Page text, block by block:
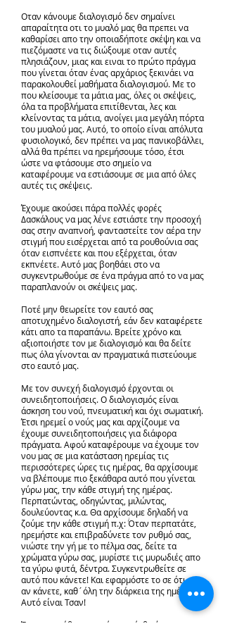
Οταν κάνουμε διαλογισμό δεν σημαίνει
απαραίτητα οτι το μυαλό μας θα πρεπει να
καθαρίσει απο την οποιαδήποτε σκέψη και να
πιεζόμαστε να τις διώξουμε οταν αυτές
πλησιάζουν, μιας και ειναι το πρώτο πράγμα
που γίνεται όταν ένας αρχάριος ξεκινάει να
παρακολουθεί μαθήματα διαλογισμού. Με το
που κλείσουμε τα μάτια μας, όλες οι σκέψεις,
όλα τα προβλήματα επιτίθενται, λες και
κλείνοντας τα μάτια, ανοίγει μια μεγάλη πόρτα
του μυαλού μας. Αυτό, το οποίο είναι απόλυτα
φυσιολογικό, δεν πρέπει να μας πανικοβάλλει,
αλλά θα πρέπει να ηρεμήσουμε τόσο, έτσι
ώστε να φτάσουμε στο σημείο να
καταφέρουμε να εστιάσουμε σε μια από όλες
αυτές τις σκέψεις.
Έχουμε ακούσει πάρα πολλές φορές
Δασκάλους να μας λένε εστιάστε την προσοχή
σας στην αναπνοή, φανταστείτε τον αέρα την
στιγμή που εισέρχεται από τα ρουθούνια σας
όταν εισπνέετε και που εξέρχεται, όταν
εκπνέετε. Αυτό μας βοηθάει στο να
συγκεντρωθούμε σε ένα πράγμα από το να μας
παραπλανούν οι σκέψεις μας.
Ποτέ μην θεωρείτε τον εαυτό σας
αποτυχημένο διαλογιστή, εάν δεν καταφέρετε
κάτι απο τα παραπάνω. Βρείτε χρόνο και
αξιοποιήστε τον με διαλογισμό και θα δείτε
πως όλα γίνονται αν πραγματικά πιστεύουμε
στο εαυτό μας.
Με τον συνεχή διαλογισμό έρχονται οι
συνειδητοποιήσεις. Ο διαλογισμός είναι
άσκηση του νού, πνευματική και όχι σωματική.
Έτσι ηρεμεί ο νούς μας και αρχίζουμε να
έχουμε συνειδητοποιήσεις για διάφορα
πράγματα. Αφού καταφέρουμε να έχουμε τον
νου μας σε μια κατάσταση ηρεμίας τις
περισσότερες ώρες τις ημέρας, θα αρχίσουμε
να βλέπουμε πιο ξεκάθαρα αυτό που γίνεται
γύρω μας, την κάθε στιγμή της ημέρας.
Περπατώντας, οδηγώντας, μιλώντας,
δουλεύοντας κ.α. Θα αρχίσουμε δηλαδή να
ζούμε την κάθε στιγμή π.χ: Όταν περπατάτε,
ηρεμήστε και επιβραδύνετε τον ρυθμό σας,
νιώστε την γή με το πέλμα σας, δείτε τα
χρώματα γύρω σας, μυρίστε τις μυρωδιές απο
τα γύρω φυτά, δέντρα. Συγκεντρωθείτε σε
αυτό που κάνετε! Και εφαρμόστε το σε ότι και
αν κάνετε, καθ´όλη την διάρκεια της ημέρας!
Αυτό είναι Τσαν!
Έτσι, την κάθε χρονική στιγμή, θα έχετε